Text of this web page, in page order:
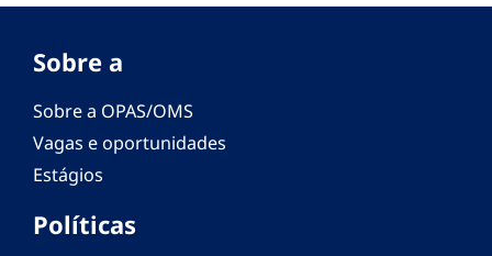
Sobre a
Sobre a OPAS/OMS
Vagas e oportunidades
Estágios
Políticas